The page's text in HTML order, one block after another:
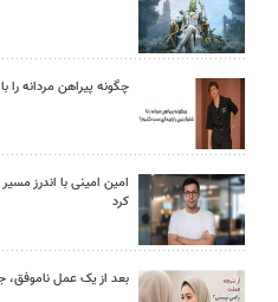
چگونه پیراهن مردانه را
امین امینی با اندرز
کرد
بعد از یک عمل ناموفق،